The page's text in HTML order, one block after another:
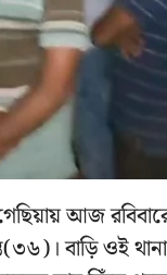
আজ
বাড়ি ওই থানারই